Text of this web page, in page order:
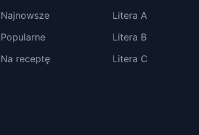
Najnowsze
Popularne
Na receptę
Litera A
Litera B
Litera C